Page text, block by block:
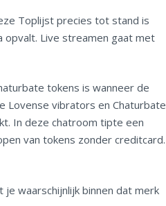
Toplijst precies tot stand is
opvalt. Live streamen gaat met
tokens is wanneer de
Lovense vibrators en Chaturbate
In deze chatroom tipte een
van tokens zonder creditcard.
waarschijnlijk binnen dat merk